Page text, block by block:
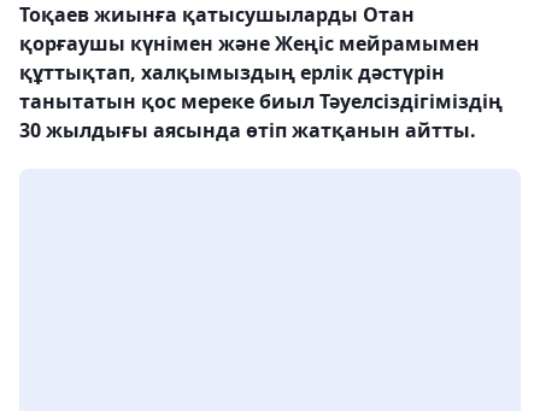
Тоқаев жиынға қатысушыларды Отан
қорғаушы күнімен және Жеңіс мейрамымен
құттықтап, халқымыздың ерлік дәстүрін
танытатын қос мереке биыл Тәуелсіздігіміздің
30 жылдығы аясында өтіп жатқанын айтты.